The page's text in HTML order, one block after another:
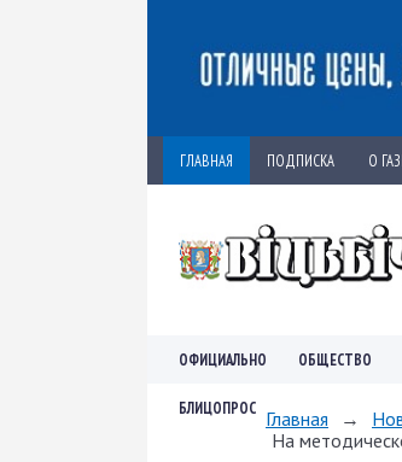
ГЛАВНАЯ ПОДПИСКА О
ОФИЦИАЛЬНО ОБЩЕСТВО
БЛИЦОПРОС Главная →
На